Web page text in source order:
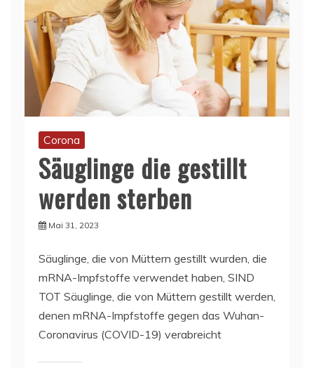
Corona
Säuglinge die gestillt
werden sterben
Mai 31, 2023
Säuglinge, die von Müttern gestillt wurden, die
mRNA-Impfstoffe verwendet haben, SIND
TOT Säuglinge, die von Müttern gestillt werden,
denen mRNA-Impfstoffe gegen das Wuhan-
Coronavirus (COVID-19) verabreicht